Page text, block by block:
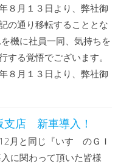
８月１３日より、弊社御
の通り移転することとな
機に社員一同、気持ちを
する覚悟でございます。
８月１３日より、弊社御
店 新車導入！
月と同じ『いすゞのＧＩ
に関わって頂いた皆様